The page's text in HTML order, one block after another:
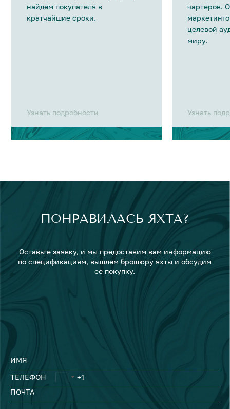
найдем покупателя в
кратчайшие сроки.
Узнать подробности
чартеров.
целевой
миру.
Узнать
ПОНРАВИЛАСЬ ЯХТА?
Оставьте заявку, и мы предоставим вам информацию
по спецификациям, вышлем брошюру яхты и обсудим
ее покупку.
ИМЯ
ТЕЛЕФОН
ПОЧТА